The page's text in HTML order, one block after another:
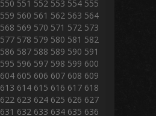
550 551 552 553 554 555
559 560 561 562 563 564
568 569 570 571 572 573
577 578 579 580 581 582
586 587 588 589 590 591
595 596 597 598 599 600
604 605 606 607 608 609
613 614 615 616 617 618
622 623 624 625 626 627
631 632 633 634 635 636